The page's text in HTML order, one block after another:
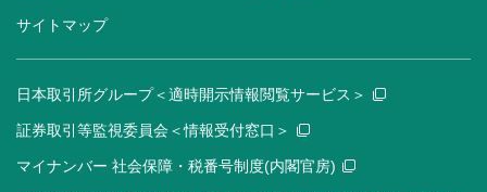
サイトマップ
日本取引所グループ＜適時開示情報閲覧サービス＞
証券取引等監視委員会＜情報受付窓口＞
マイナンバー 社会保障・税番号制度(内閣官房)